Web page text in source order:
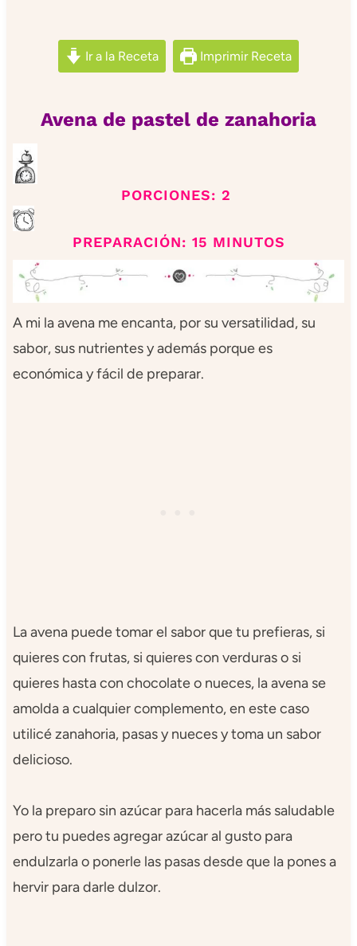
Ir a la Receta Imprimir Receta
Avena de pastel de zanahoria
PORCIONES: 2
PREPARACIÓN: 15 MINUTOS
A mi la avena me encanta, por su versatilidad, su
sabor, sus nutrientes y además porque es
económica y fácil de preparar.
La avena puede tomar el sabor que tu prefieras, si
quieres con frutas, si quieres con verduras o si
quieres hasta con chocolate o nueces, la avena se
amolda a cualquier complemento, en este caso
utilicé zanahoria, pasas y nueces y toma un sabor
delicioso.
Yo la preparo sin azúcar para hacerla más saludable
pero tu puedes agregar azúcar al gusto para
endulzarla o ponerle las pasas desde que la pones a
hervir para darle dulzor.